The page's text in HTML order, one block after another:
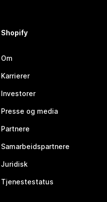
Shopify
Om
Karrierer
Investorer
Presse og media
Partnere
Samarbeidspartnere
Juridisk
Tjenestestatus